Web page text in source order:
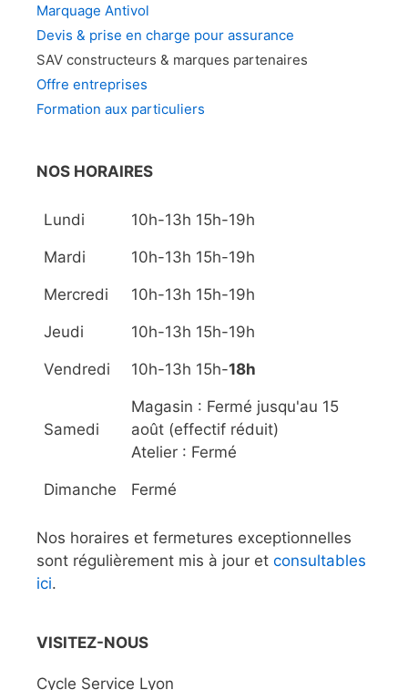
Marquage Antivol
Devis & prise en charge pour assurance
SAV constructeurs & marques partenaires
Offre entreprises
Formation aux particuliers
NOS HORAIRES
Lundi 10h-13h 15h-19h
Mardi 10h-13h 15h-19h
Mercredi 10h-13h 15h-19h
Jeudi 10h-13h 15h-19h
Vendredi 10h-13h 15h-18h
Samedi
Magasin : Fermé jusqu'au 15
août (effectif réduit)
Atelier : Fermé
Dimanche Fermé
Nos horaires et fermetures exceptionnelles
sont régulièrement mis à jour et consultables
ici.
VISITEZ-NOUS
Cycle Service Lyon